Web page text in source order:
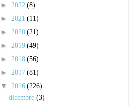
► 2022 (8)
► 2021 (11)
► 2020 (21)
► 2019 (49)
► 2018 (56)
► 2017 (81)
▼ 2016 (226)
dicembre (3)